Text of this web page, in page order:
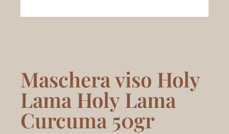
Maschera viso Holy
Lama Holy Lama
Curcuma 50gr